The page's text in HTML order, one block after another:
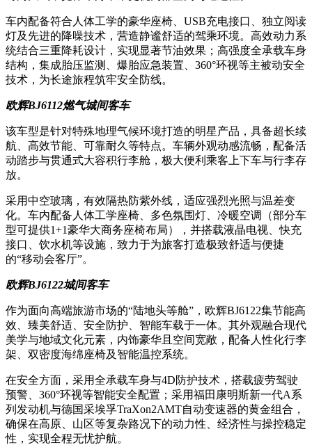
车内配备符合人体工学的豪华座椅、USB充电接口、独立阅读
灯及先进的降噪技术，营造静谧舒适的驾乘环境。高效动力系
统结合三重降耗设计，实现显著节油效果；高强度全承载车身
结构，集成胎压监测、爆胎应急装置、360°环视等主被动安全
技术，为长途旅程筑牢安全防线。
欧辉BJ6112燃气城间客车
该车型是针对特殊地理气候环境打造的明星产品，具备超长续
航、高效节能、可靠耐久等特点。车辆外观动感流畅，配备活
动踏步与贯通式大容积行李舱，极大便利乘客上下车与行李存
放。
采用中空玻璃，有效隔热防紫外线，适应强烈光照与温差变
化。车内配备人体工学座椅、多色氛围灯、冷暖空调（部分车
型可提供1+1豪华大商务座椅布局），并搭载液晶电视、快充
接口、饮水机等设施，致力于为旅客打造极致舒适与便捷
的“移动会客厅”。
欧辉BJ6122城间客车
作为面向高端旅游市场的“陆地头等舱”，欧辉BJ6122集节能高
效、臻美舒适、安全防护、智能车载于一体。其外观融合现代
美学与地域文化元素，内饰豪华且空间宽敞，配备人性化行李
架、双密度海绵座椅及智能温控系统。
在安全方面，采用全承载车身与4D防护技术，搭载疲劳驾驶
预警、360°环视等智能安全配置；采用福田康明斯新一代A系
列发动机与德国采埃孚TraXon2AMT自动变速器的黄金组合，
确保在高原、山区等复杂路况下的动力性、经济性与操控稳定
性，实现全程无忧护航。